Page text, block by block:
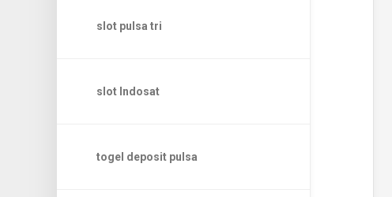
slot pulsa tri
slot Indosat
togel deposit pulsa